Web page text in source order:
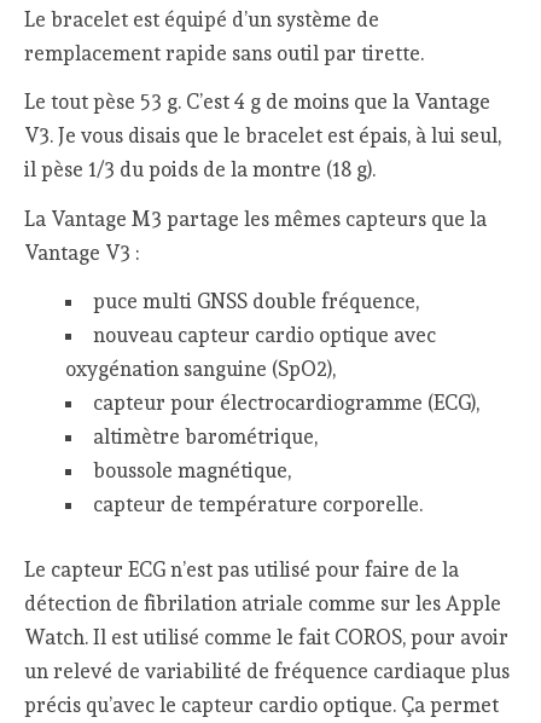
Le bracelet est équipé d’un système de
remplacement rapide sans outil par tirette.
Le tout pèse 53 g. C’est 4 g de moins que la Vantage
V3. Je vous disais que le bracelet est épais, à lui seul,
il pèse 1/3 du poids de la montre (18 g).
La Vantage M3 partage les mêmes capteurs que la
Vantage V3 :
puce multi GNSS double fréquence,
nouveau capteur cardio optique avec
oxygénation sanguine (SpO2),
capteur pour électrocardiogramme (ECG),
altimètre barométrique,
boussole magnétique,
capteur de température corporelle.
Le capteur ECG n’est pas utilisé pour faire de la
détection de fibrilation atriale comme sur les Apple
Watch. Il est utilisé comme le fait COROS, pour avoir
un relevé de variabilité de fréquence cardiaque plus
précis qu’avec le capteur cardio optique. Ça permet